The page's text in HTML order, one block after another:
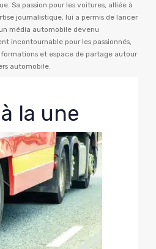
Sa passion pour les voitures, alliée à
journalistique, lui a permis de lancer
média automobile devenu
incontournable pour les passionnés,
et espace de partage autour
automobile.
la une